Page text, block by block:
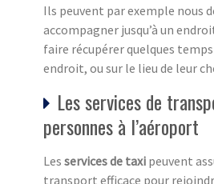
Ils peuvent par exemple nous
accompagner jusqu’à un
faire récupérer quelques
endroit, ou sur le lieu de leur
Les services de
personnes à l’aéroport
Les services de taxi peuvent
transport efficace pour